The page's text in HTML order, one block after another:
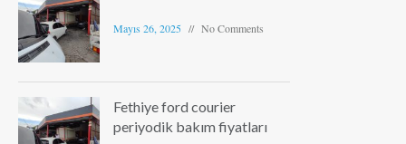
Mayıs 26, 2025 No Comments
Fethiye ford courier
periyodik bakım fiyatları